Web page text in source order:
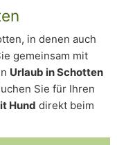
in denen auch
gemeinsam mit
Urlaub in Schotten
Sie für Ihren
Hund direkt beim